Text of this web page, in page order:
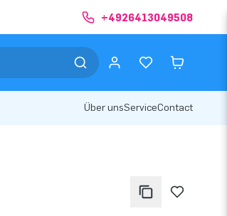
+4926413049508
Über unsServiceContact